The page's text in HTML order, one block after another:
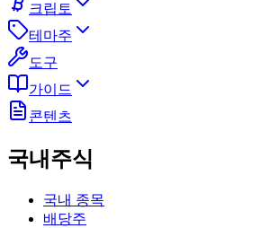
크립토
테마주
도구
가이드
콘텐츠
국내주식
국내 종목
배당주